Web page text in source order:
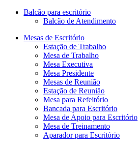
Balcão para escritório
Balcão de Atendimento
Mesas de Escritório
Estação de Trabalho
Mesa de Trabalho
Mesa Executiva
Mesa Presidente
Mesas de Reunião
Estação de Reunião
Mesa para Refeitório
Bancada para Escritório
Mesa de Apoio para Escritório
Mesa de Treinamento
Aparador para Escritório